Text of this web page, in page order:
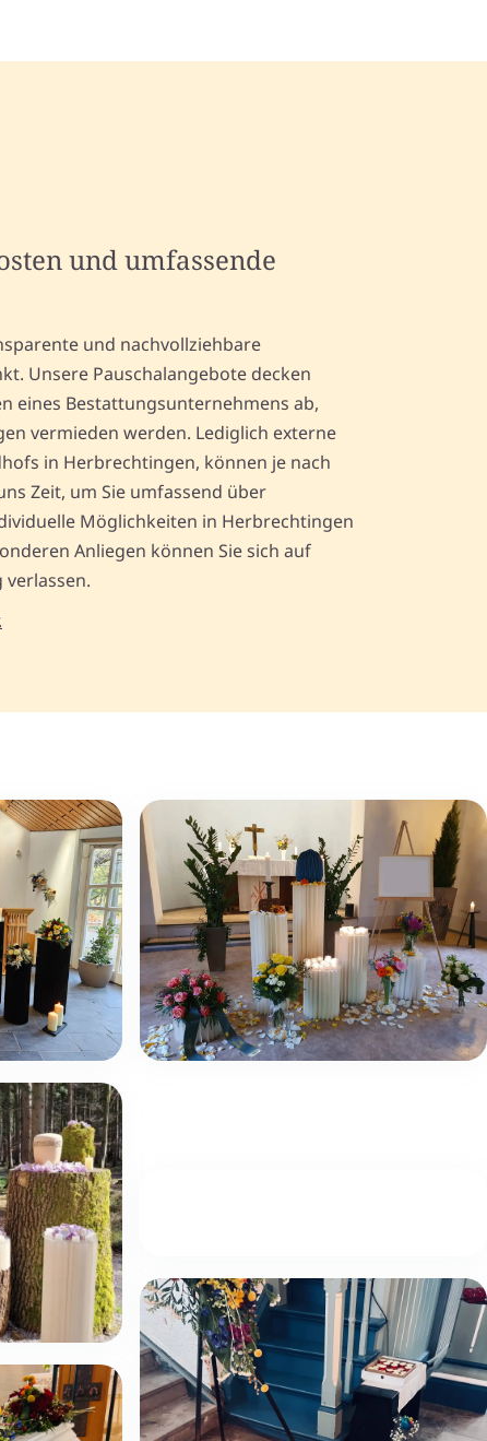
und umfassende
und nachvollziehbare
Unsere Pauschalangebote decken
eines Bestattungsunternehmens ab,
vermieden werden. Lediglich externe
in Herbrechtingen, können je nach
Zeit, um Sie umfassend über
Möglichkeiten in Herbrechtingen
Anliegen können Sie sich auf